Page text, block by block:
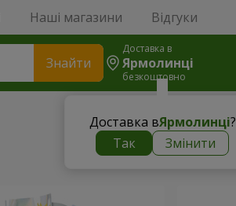
Наші магазини Відгуки
Знайти
Доставка в
Ярмолинці
безкоштовно
Доставка вЯрмолинці?
Так
Змінити